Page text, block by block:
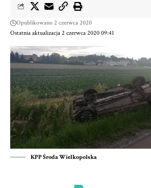
Ostatnia aktualizacja 2 czerwca 2020 09:41
Opublikowano 2 czerwca 2020
KPP Środa Wielkopolska